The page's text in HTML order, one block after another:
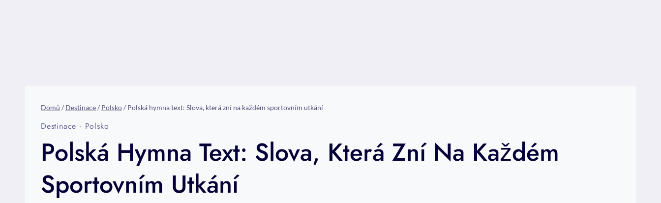
Domů / Destinace/ Polsko/ Polská hymna text: Slova, která zní na každém sportovním utkání
Destinace · Polsko
Polská Hymna Text: Slova, Která Zní Na Každém
Sportovním Utkání